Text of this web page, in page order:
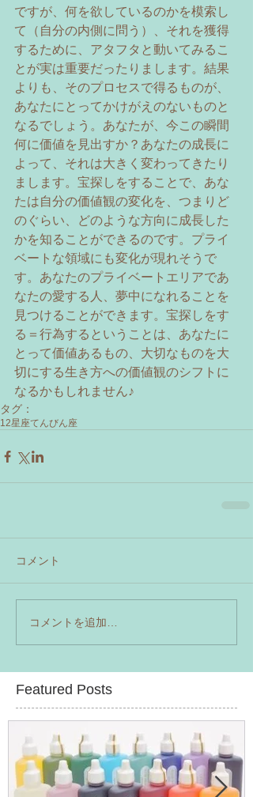
ですが、何を欲しているのかを模索し
て（自分の内側に問う）、それを獲得
するために、アタフタと動いてみるこ
とが実は重要だったりまします。結果
よりも、そのプロセスで得るものが、
あなたにとってかけがえのないものと
なるでしょう。あなたが、今この瞬間
何に価値を見出すか？あなたの成長に
よって、それは大きく変わってきたり
まします。宝探しをすることで、あな
たは自分の価値観の変化を、つまりど
のぐらい、どのような方向に成長した
かを知ることができるのです。プライ
ベートな領域にも変化が現れそうで
す。あなたのプライベートエリアであ
なたの愛する人、夢中になれることを
見つけることができます。宝探しをす
る＝行為するということは、あなたに
とって価値あるもの、大切なものを大
切にする生き方への価値観のシフトに
なるかもしれません♪
タグ：
12星座てんびん座
コメント
コメントを追加…
Featured Posts